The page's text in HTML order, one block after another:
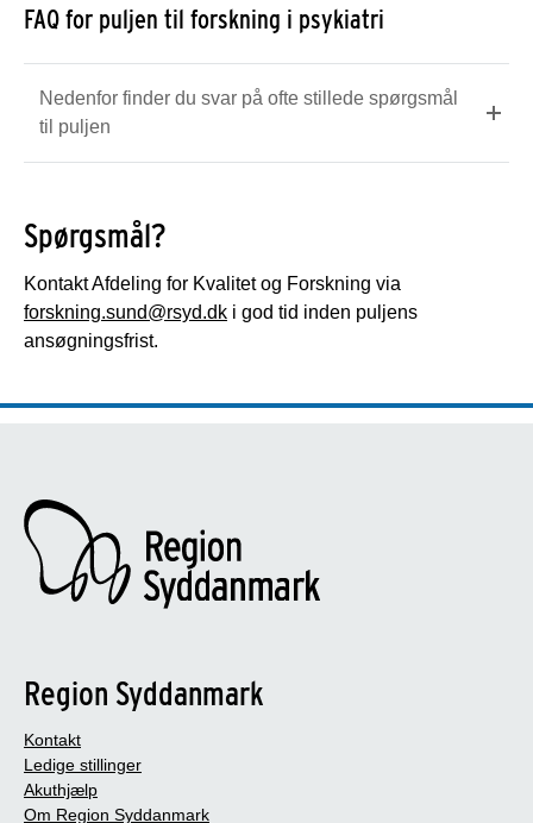
FAQ for puljen til forskning i psykiatri
Nedenfor finder du svar på ofte stillede spørgsmål
til puljen
Spørgsmål?
Kontakt Afdeling for Kvalitet og Forskning via
forskning.sund@rsyd.dk i god tid inden puljens
ansøgningsfrist.
Region Syddanmark
Kontakt
Ledige stillinger
Akuthjælp
Om Region Syddanmark